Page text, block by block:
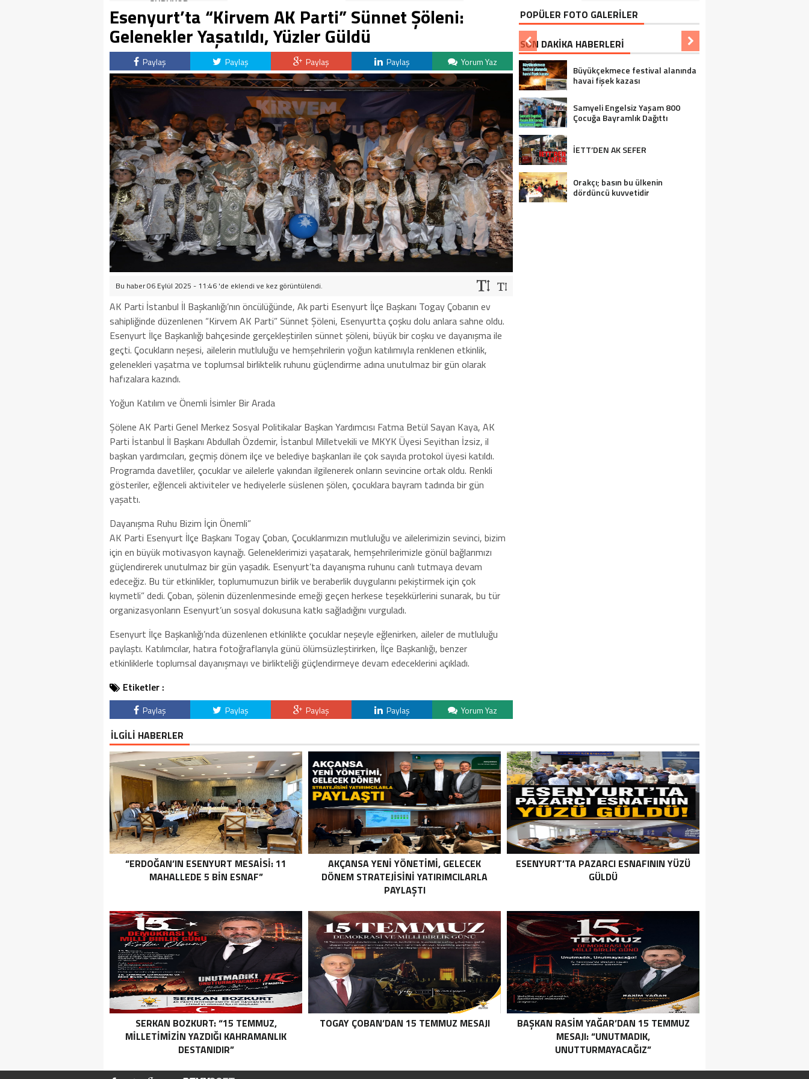
SÜRÜYOR
Esenyurt’ta “Kirvem AK Parti” Sünnet Şöleni:
Gelenekler Yaşatıldı, Yüzler Güldü
Paylaş Paylaş Paylaş Paylaş Yorum Yaz
Bu haber 06 Eylül 2025 - 11:46 'de eklendi ve kez görüntülendi.
AK Parti İstanbul İl Başkanlığı’nın öncülüğünde, Ak parti Esenyurt İlçe Başkanı Togay Çobanın ev
sahipliğinde düzenlenen “Kirvem AK Parti” Sünnet Şöleni, Esenyurtta çoşku dolu anlara sahne oldu.
Esenyurt İlçe Başkanlığı bahçesinde gerçekleştirilen sünnet şöleni, büyük bir coşku ve dayanışma ile
geçti. Çocukların neşesi, ailelerin mutluluğu ve hemşehrilerin yoğun katılımıyla renklenen etkinlik,
gelenekleri yaşatma ve toplumsal birliktelik ruhunu güçlendirme adına unutulmaz bir gün olarak
hafızalara kazındı.
Yoğun Katılım ve Önemli İsimler Bir Arada
Şölene AK Parti Genel Merkez Sosyal Politikalar Başkan Yardımcısı Fatma Betül Sayan Kaya, AK
Parti İstanbul İl Başkanı Abdullah Özdemir, İstanbul Milletvekili ve MKYK Üyesi Seyithan İzsiz, il
başkan yardımcıları, geçmiş dönem ilçe ve belediye başkanları ile çok sayıda protokol üyesi katıldı.
Programda davetliler, çocuklar ve ailelerle yakından ilgilenerek onların sevincine ortak oldu. Renkli
gösteriler, eğlenceli aktiviteler ve hediyelerle süslenen şölen, çocuklara bayram tadında bir gün
yaşattı.
Dayanışma Ruhu Bizim İçin Önemli”
AK Parti Esenyurt İlçe Başkanı Togay Çoban, Çocuklarımızın mutluluğu ve ailelerimizin sevinci, bizim
için en büyük motivasyon kaynağı. Geleneklerimizi yaşatarak, hemşehrilerimizle gönül bağlarımızı
güçlendirerek unutulmaz bir gün yaşadık. Esenyurt’ta dayanışma ruhunu canlı tutmaya devam
edeceğiz. Bu tür etkinlikler, toplumumuzun birlik ve beraberlik duygularını pekiştirmek için çok
kıymetli” dedi. Çoban, şölenin düzenlenmesinde emeği geçen herkese teşekkürlerini sunarak, bu tür
organizasyonların Esenyurt’un sosyal dokusuna katkı sağladığını vurguladı.
Esenyurt İlçe Başkanlığı’nda düzenlenen etkinlikte çocuklar neşeyle eğlenirken, aileler de mutluluğu
paylaştı. Katılımcılar, hatıra fotoğraflarıyla günü ölümsüzleştirirken, İlçe Başkanlığı, benzer
etkinliklerle toplumsal dayanışmayı ve birlikteliği güçlendirmeye devam edeceklerini açıkladı.
Etiketler :
Paylaş Paylaş Paylaş Paylaş Yorum Yaz
POPÜLER FOTO GALERİLER
SON DAKİKA HABERLERİ
Büyükçekmece festival alanında
havai fişek kazası
Samyeli Engelsiz Yaşam 800
Çocuğa Bayramlık Dağıttı
İETT’DEN AK SEFER
Orakçı; basın bu ülkenin
dördüncü kuvvetidir
İLGİLİ HABERLER
“ERDOĞAN’IN ESENYURT MESAİSİ: 11
MAHALLEDE 5 BİN ESNAF”
AKÇANSA YENI YÖNETIMI, GELECEK
DÖNEM STRATEJISINI YATIRIMCILARLA
PAYLAŞTI
ESENYURT’TA PAZARCI ESNAFININ YÜZÜ
GÜLDÜ
SERKAN BOZKURT: “15 TEMMUZ,
MILLETIMIZIN YAZDIĞI KAHRAMANLIK
DESTANIDIR”
TOGAY ÇOBAN’DAN 15 TEMMUZ MESAJI
BAŞKAN RASIM YAĞAR’DAN 15 TEMMUZ
MESAJI: “UNUTMADIK,
UNUTTURMAYACAĞIZ”